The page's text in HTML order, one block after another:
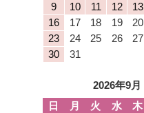
9
10 11 12 13
16
17 18 19 20
23
24 25 26 27
30
31
2026年9月
日
月 火 水 木